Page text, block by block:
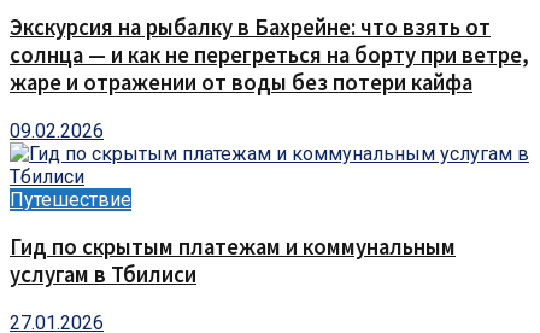
Экскурсия на рыбалку в Бахрейне: что взять от
солнца — и как не перегреться на борту при ветре,
жаре и отражении от воды без потери кайфа
09.02.2026
Путешествие
Гид по скрытым платежам и коммунальным
услугам в Тбилиси
27.01.2026